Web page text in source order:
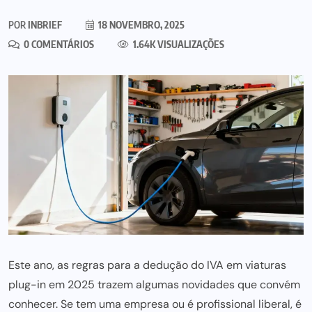
PORINBRIEF
18 NOVEMBRO, 2025
0 COMENTÁRIOS
1.64K VISUALIZAÇÕES
Este ano, as regras para a dedução do IVA em viaturas
plug-in em 2025 trazem algumas novidades que convém
conhecer. Se tem uma empresa ou é profissional liberal, é